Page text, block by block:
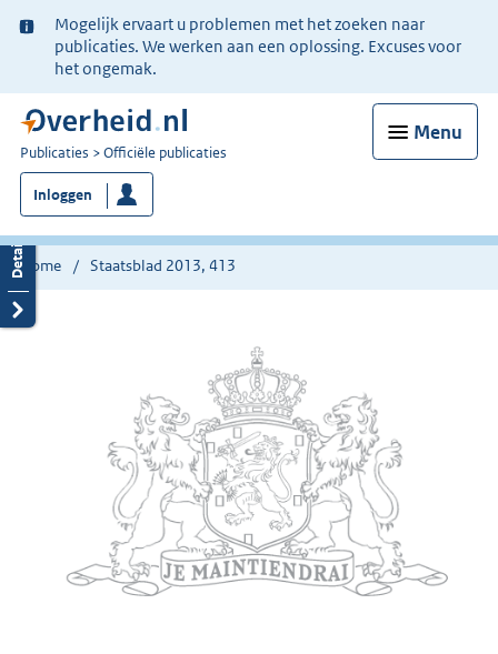
Ter
informatie:
Mogelijk ervaart u problemen met het zoeken naar
publicaties. We werken aan een oplossing. Excuses voor
het ongemak.
Menu
U
bent
nu
hier:
Publicaties Officiële publicaties
Inloggen
Home Staatsblad 2013, 413